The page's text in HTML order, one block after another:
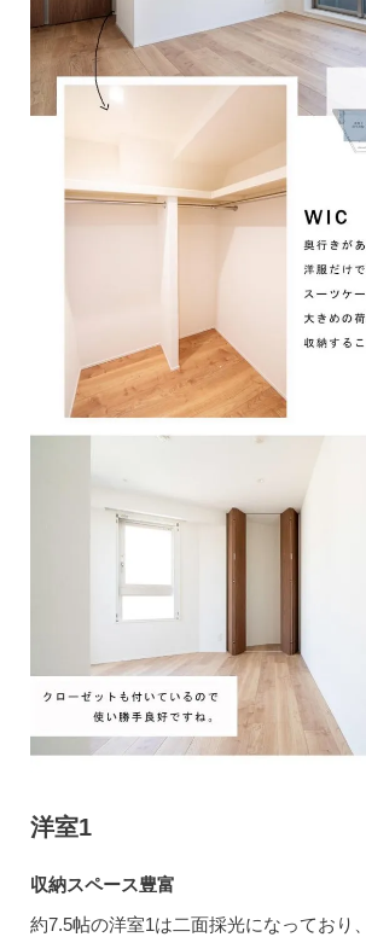
洋室1
収納スペース豊富
約7.5帖の洋室1は二面採光になっており